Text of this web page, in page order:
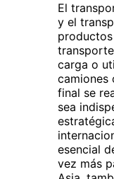
El
y el
carga o
camiones
final se
sea
esencial
vez más